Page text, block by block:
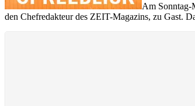
Am Sonntag-
den Chefredakteur des ZEIT-Magazins, zu Gast.